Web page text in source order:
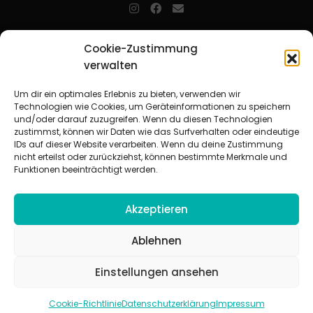
Cookie-Zustimmung
verwalten
Um dir ein optimales Erlebnis zu bieten, verwenden wir
Technologien wie Cookies, um Geräteinformationen zu speichern
und/oder darauf zuzugreifen. Wenn du diesen Technologien
zustimmst, können wir Daten wie das Surfverhalten oder eindeutige
IDs auf dieser Website verarbeiten. Wenn du deine Zustimmung
nicht erteilst oder zurückziehst, können bestimmte Merkmale und
Funktionen beeinträchtigt werden.
Akzeptieren
Ablehnen
Einstellungen ansehen
Cookie-RichtlinieDatenschutzerklärungImpressum
Mitarbeitende in der christlichen Kinder-, Jugend- und jungen
Erwachsenenarbeit. Aufjofindet man unkompliziert und schnell
Beziehungsarbeit.
Beteiligte Verbände
CVJM-Landesverband Bayern e. V. |CVJM-Gesamtverband in
Deutschland e. V.
CVJM-Westbund e. V.|Deutscher Jugendverband „Entschieden für
Christus“ e. V.
© 2026 jugendarbeit.online